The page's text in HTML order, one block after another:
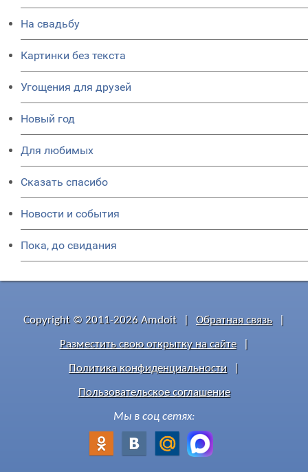
На свадьбу
Картинки без текста
Угощения для друзей
Новый год
Для любимых
Сказать спасибо
Новости и события
Пока, до свидания
Copyright © 2011-2026 Amdoit Обратная связь
Разместить свою открытку на сайте
Политика конфиденциальности
Пользовательское соглашение
Мы в соц сетях: